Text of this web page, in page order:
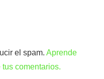
el spam.Aprende
comentarios.